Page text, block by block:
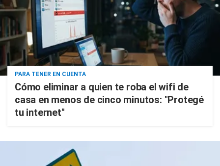
PARA TENER EN CUENTA
Cómo eliminar a quien te roba el wifi de
casa en menos de cinco minutos: "Protegé
tu internet"